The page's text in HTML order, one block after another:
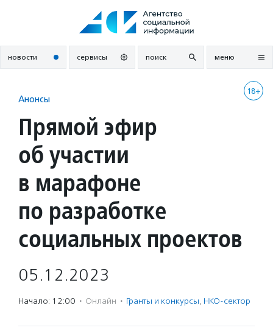
новости сервисы поиск меню
18+
Анонсы
Прямой эфир
об участии
в марафоне
по разработке
социальных проектов
05.12.2023
Начало: 12:00 · Онлайн · Гранты и конкурсы, НКО-сектор